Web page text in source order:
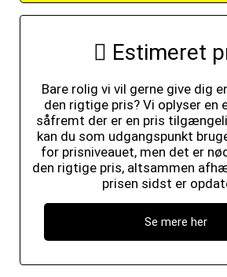
Estimeret
Bare rolig vi vil gerne give dig
den rigtige pris? Vi oplyser en
såfremt der er en pris
kan du som udgangspunkt
for prisniveauet, men det er
den rigtige pris, altsammen
prisen sidst er
Se mere her